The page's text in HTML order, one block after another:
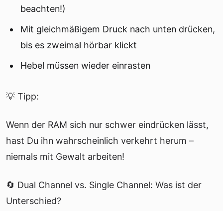
beachten!)
Mit gleichmäßigem Druck nach unten drücken,
bis es zweimal hörbar klickt
Hebel müssen wieder einrasten
💡 Tipp:
Wenn der RAM sich nur schwer eindrücken lässt,
hast Du ihn wahrscheinlich verkehrt herum –
niemals mit Gewalt arbeiten!
🔄 Dual Channel vs. Single Channel: Was ist der
Unterschied?